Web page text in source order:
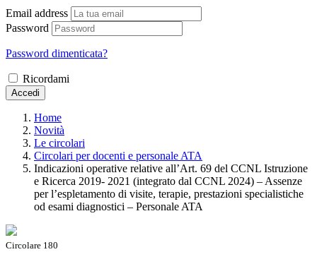
Email address
Password
Password dimenticata?
Ricordami
Accedi
Home
Novità
Le circolari
Circolari per docenti e personale ATA
Indicazioni operative relative all’Art. 69 del CCNL Istruzione
e Ricerca 2019- 2021 (integrato dal CCNL 2024) – Assenze
per l’espletamento di visite, terapie, prestazioni specialistiche
od esami diagnostici – Personale ATA
Circolare 180